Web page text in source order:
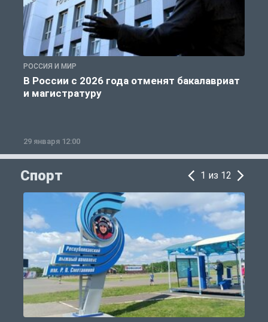
РОССИЯ И МИР
В России с 2026 года отменят бакалавриат
и магистратуру
29 января 12:00
Спорт 1 из 12